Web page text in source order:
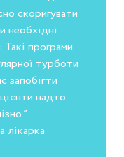
скоригувати
необхідні
програми
турботи
запобігти
надто
лікарка